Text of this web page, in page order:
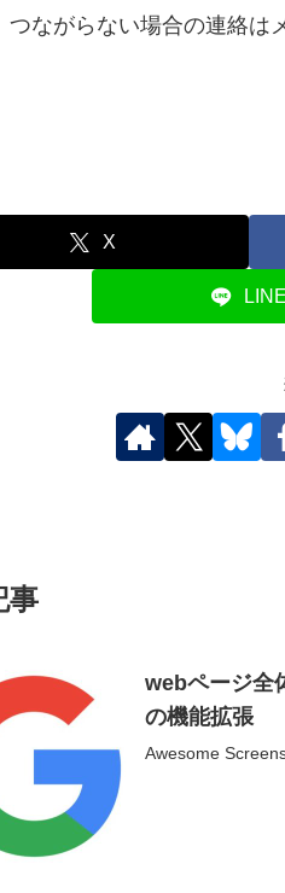
つながらない場合の連絡は
X
LINE
事
webページ全
の機能拡張
Awesome